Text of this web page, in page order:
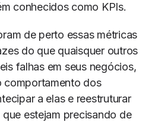
conhecidos como KPIs.
de perto essas métricas
do que quaisquer outros
falhas em seus negócios,
comportamento dos
a elas e reestruturar
estejam precisando de